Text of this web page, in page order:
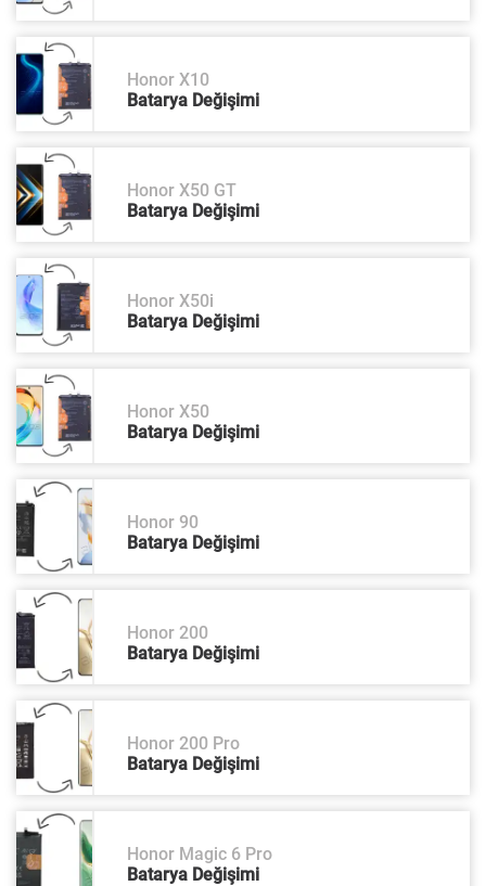
Honor X10
Batarya Değişimi
Honor X50 GT
Batarya Değişimi
Honor X50i
Batarya Değişimi
Honor X50
Batarya Değişimi
Honor 90
Batarya Değişimi
Honor 200
Batarya Değişimi
Honor 200 Pro
Batarya Değişimi
Honor Magic 6 Pro
Batarya Değişimi